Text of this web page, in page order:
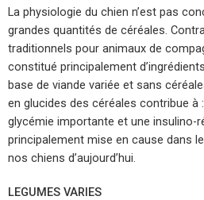
La physiologie du chien n’est pas
grandes quantités de céréales.
traditionnels pour animaux de
constitué principalement
base de viande variée et sans
en glucides des céréales contribue à
glycémie importante et une insulino-
principalement mise en cause dans
nos chiens d’aujourd’hui.
LEGUMES VARIES